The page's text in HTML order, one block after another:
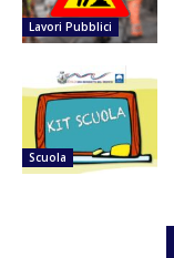
Lavori Pubblici
Scuola